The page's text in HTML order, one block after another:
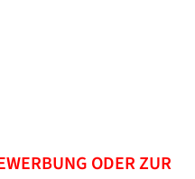
ODER ZUR